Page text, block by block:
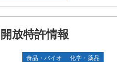
開放特許情報
食品・バイオ 化学・薬品